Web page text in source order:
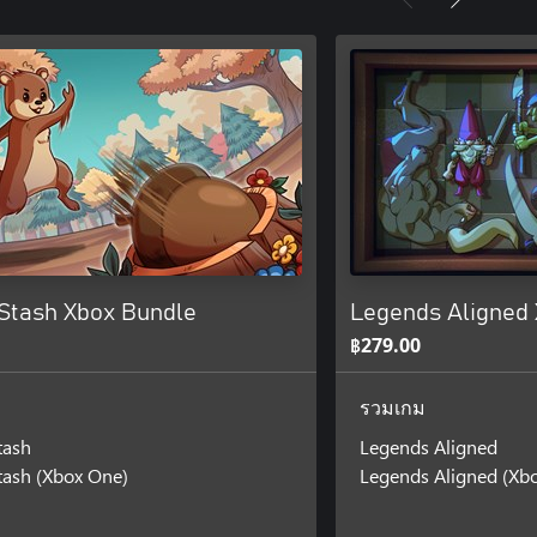
Xbox Bundle
(Xbox One)
Legends Aligned
฿279.00
รวมเกม
Legends Aligned
Legends Aligned